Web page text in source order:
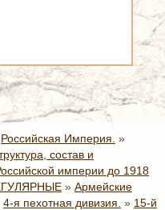
Российская Империя. »
состав и
империи до 1918
» Армейские
4-я пехотная дивизия. » 15-й